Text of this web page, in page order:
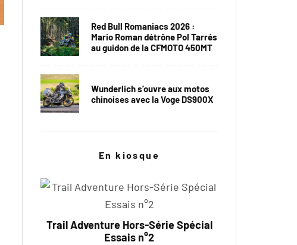
Red Bull Romaniacs 2026 :
Mario Roman détrône Pol Tarrés
au guidon de la CFMOTO 450MT
Wunderlich s’ouvre aux motos
chinoises avec la Voge DS900X
En kiosque
Trail Adventure Hors-Série Spécial
Essais n°2